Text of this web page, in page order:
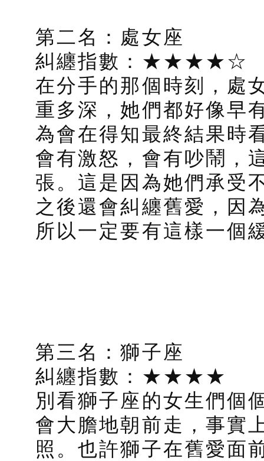
第二名：處女座
糾纏指數：★★★★☆
在分手的那個時刻，處
重多深，她們都好像早
為會在得知最終結果時
會有激怒，會有吵鬧，
張。這是因為她們承受
之後還會糾纏舊愛，因
所以一定要有這樣一個
第三名：獅子座
糾纏指數：★★★★
別看獅子座的女生們個
會大膽地朝前走，事實
照。也許獅子在舊愛面